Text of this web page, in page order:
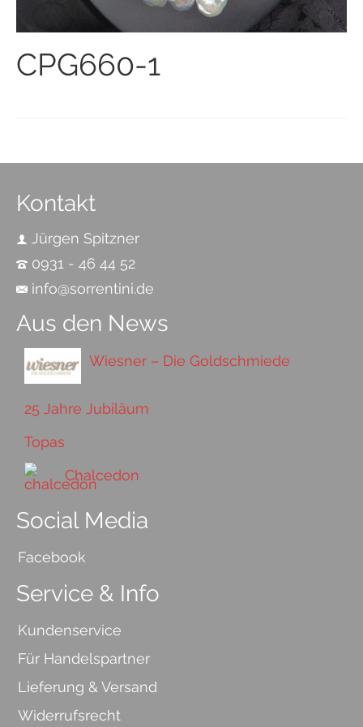
CPG660-1
Kontakt
Jürgen Spitzner
0931 - 46 44 52
info@sorrentini.de
Aus den News
Wiesner – Die Goldschmiede
25 Jahre Jubiläum
Topas
Chalcedon
Social Media
Facebook
Service & Info
Kundenservice
Für Handelspartner
Lieferung & Versand
Widerrufsrecht